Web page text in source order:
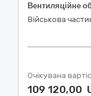
Вентиляційне
Військова
Очікувана
109 120,00